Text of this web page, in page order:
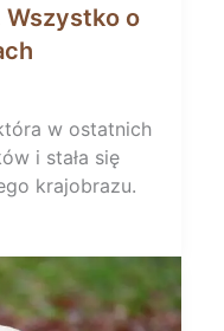
o
w ostatnich
i stała się
krajobrazu.